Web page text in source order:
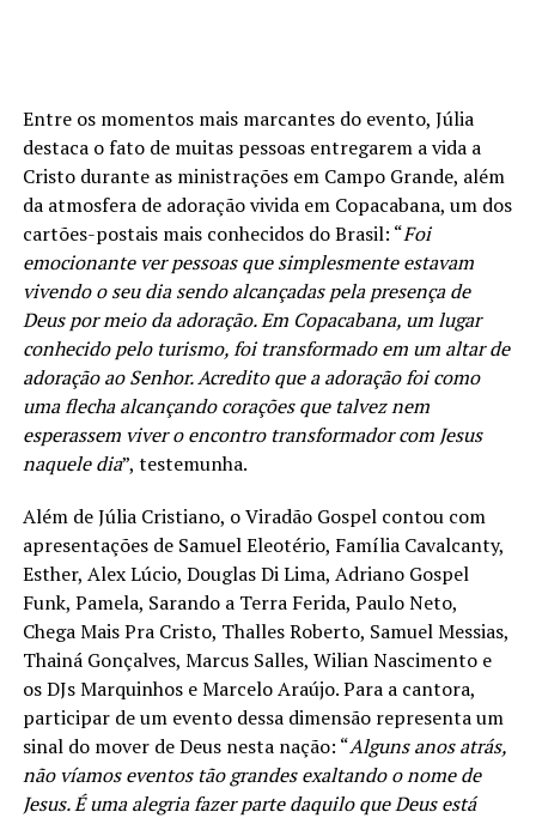
Ouça a canção “Princípio de Tudo” nas plataformas
digitais. Adicione à suaplaylist:
https://onerpm.link/beatriz-guimaraes-principio-de-
tudo
Entre os momentos mais marcantes do evento, Júlia
destaca o fato de muitas pessoas entregarem a vida a
Cristo durante as ministrações em Campo Grande, além
da atmosfera de adoração vivida em Copacabana, um dos
cartões-postais mais conhecidos do Brasil: “Foi
emocionante ver pessoas que simplesmente estavam
vivendo o seu dia sendo alcançadas pela presença de
Deus por meio da adoração. Em Copacabana, um lugar
conhecido pelo turismo, foi transformado em um altar de
adoração ao Senhor. Acredito que a adoração foi como
uma flecha alcançando corações que talvez nem
esperassem viver o encontro transformador com Jesus
naquele dia”, testemunha.
Além de Júlia Cristiano, o Viradão Gospel contou com
apresentações de Samuel Eleotério, Família Cavalcanty,
Esther, Alex Lúcio, Douglas Di Lima, Adriano Gospel
Funk, Pamela, Sarando a Terra Ferida, Paulo Neto,
Chega Mais Pra Cristo, Thalles Roberto, Samuel Messias,
Thainá Gonçalves, Marcus Salles, Wilian Nascimento e
os DJs Marquinhos e Marcelo Araújo. Para a cantora,
participar de um evento dessa dimensão representa um
sinal do mover de Deus nesta nação: “Alguns anos atrás,
não víamos eventos tão grandes exaltando o nome de
Jesus. É uma alegria fazer parte daquilo que Deus está